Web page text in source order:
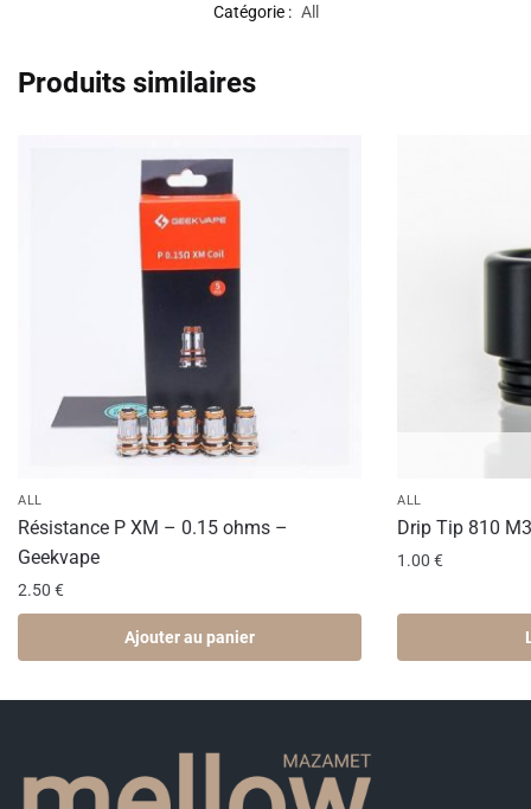
Catégorie : All
Produits similaires
ALL
Résistance P XM – 0.15 ohms –
Geekvape
2.50 €
Ajouter au panier
ALL
Drip Tip 810
1.00 €